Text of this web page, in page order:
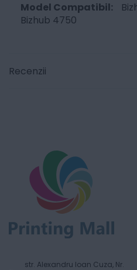
Bizhub 4750
Recenzii
str. Alexandru Ioan Cuza, Nr.